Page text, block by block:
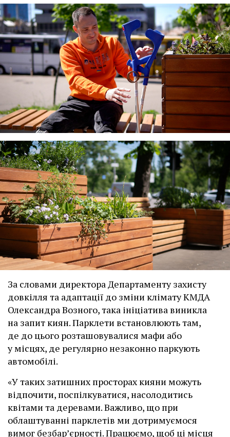
За словами директора Департаменту захисту
довкілля та адаптації до зміни клімату КМДА
Олександра Возного, така ініціатива виникла
на запит киян. Парклети встановлюють там,
де до цього розташовувалися мафи або
у місцях, де регулярно незаконно паркують
автомобілі.
«У таких затишних просторах кияни можуть
відпочити, поспілкуватися, насолодитись
квітами та деревами. Важливо, що при
облаштуванні парклетів ми дотримуємося
вимог безбар’єрності. Працюємо, щоб ці місця